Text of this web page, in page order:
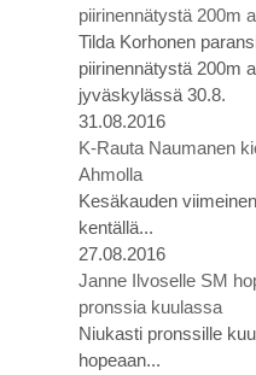
piirinennätystä 200m
Tilda Korhonen
piirinennätystä 200m
jyväskylässä 30.8.
31.08.2016
K-Rauta Naumanen
Ahmolla
Kesäkauden
kentällä...
27.08.2016
Janne Ilvoselle SM
pronssia kuulassa
Niukasti pronssille
hopeaan...